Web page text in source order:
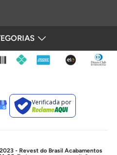
Verificada por
- Revest do Brasil Acabamentos